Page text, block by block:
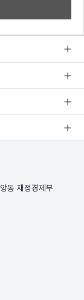
동 재정경제부